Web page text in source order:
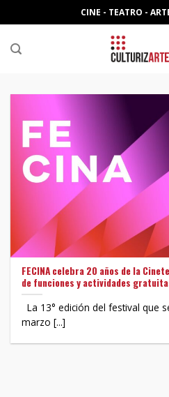
to
content
CINE - TEATRO -
FECINA celebra 20 años de la
de funciones y actividades
La 13° edición del festival que
marzo [...]